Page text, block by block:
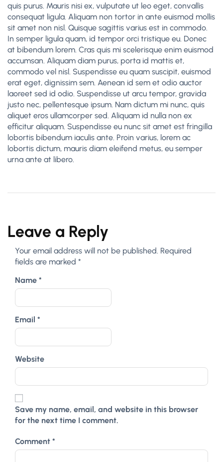
quis purus. Mauris nisi ex, vulputate ut leo eget, convallis
consequat ligula. Aliquam non tortor in ante euismod mollis
sit amet non nisl. Quisque sagittis varius est in commodo.
In semper ligula quam, id tempor orci tristique eu. Donec
at bibendum lorem. Cras quis mi scelerisque enim euismod
accumsan. Aliquam diam purus, porta id mattis et,
commodo vel nisl. Suspendisse eu quam suscipit, euismod
erat eget, dignissim sem. Aenean id sem et odio auctor
laoreet sed id odio. Suspendisse ut arcu tempor, gravida
justo nec, pellentesque ipsum. Nam dictum mi nunc, quis
aliquet eros ullamcorper sed. Aliquam id nulla non ex
efficitur aliquam. Suspendisse eu nunc sit amet est fringilla
lobortis bibendum iaculis ante. Proin varius, lorem ac
lobortis dictum, mauris diam eleifend metus, eu semper
urna ante at libero.
Leave a Reply
Your email address will not be published. Required
fields are marked *
Name *
Email *
Website
Save my name, email, and website in this browser
for the next time I comment.
Comment *